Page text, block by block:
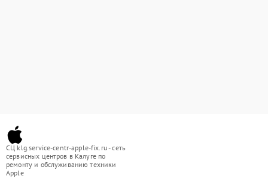
СЦ klg.service-centr-apple-fix.ru - сеть
сервисных центров в Калуге по
ремонту и обслуживанию техники
Apple